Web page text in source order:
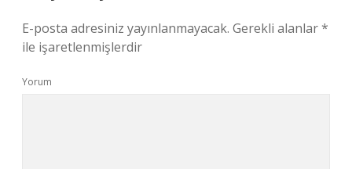
E-posta adresiniz yayınlanmayacak. Gerekli alanlar*
ile işaretlenmişlerdir
Yorum